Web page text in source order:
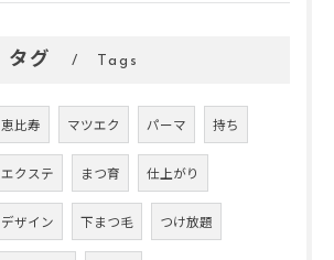
タグ Tags
恵比寿 マツエク パーマ 持ち
エクステ まつ育 仕上がり
デザイン 下まつ毛 つけ放題